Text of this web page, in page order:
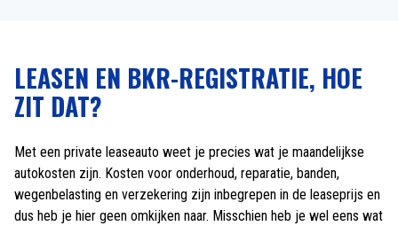
LEASEN EN BKR-REGISTRATIE, HOE
ZIT DAT?
Met een private leaseauto weet je precies wat je maandelijkse
autokosten zijn. Kosten voor onderhoud, reparatie, banden,
wegenbelasting en verzekering zijn inbegrepen in de leaseprijs en
dus heb je hier geen omkijken naar. Misschien heb je wel eens wat